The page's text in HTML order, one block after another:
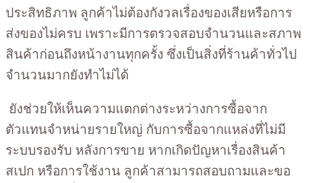
ประสิทธิภาพ ลูกค้าไม่ต้องกังวลเรื่องของเสียหรือการ
ส่งของไม่ครบ เพราะมีการตรวจสอบจำนวนและสภาพ
สินค้าก่อนถึงหน้างานทุกครั้ง ซึ่งเป็นสิ่งที่ร้านค้าทั่วไป
จำนวนมากยังทำไม่ได้
ยังช่วยให้เห็นความแตกต่างระหว่างการซื้อจาก
ตัวแทนจำหน่ายรายใหญ่ กับการซื้อจากแหล่งที่ไม่มี
ระบบรองรับ หลังการขาย หากเกิดปัญหาเรื่องสินค้า
สเปก หรือการใช้งาน ลูกค้าสามารถสอบถามและขอ